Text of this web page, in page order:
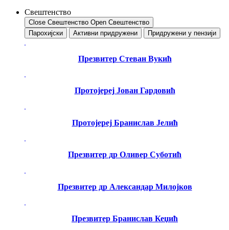
Свештенство
Close Свештенство Open Свештенство
Парохијски
Активни придружени Придружени у пензији
Презвитер Стеван Вукић
Протојереј Јован Гардовић
Протојереј Бранислав Јелић
Презвитер др Оливер Суботић
Презвитер др Александар Милојков
Презвитер Бранислав Кеџић